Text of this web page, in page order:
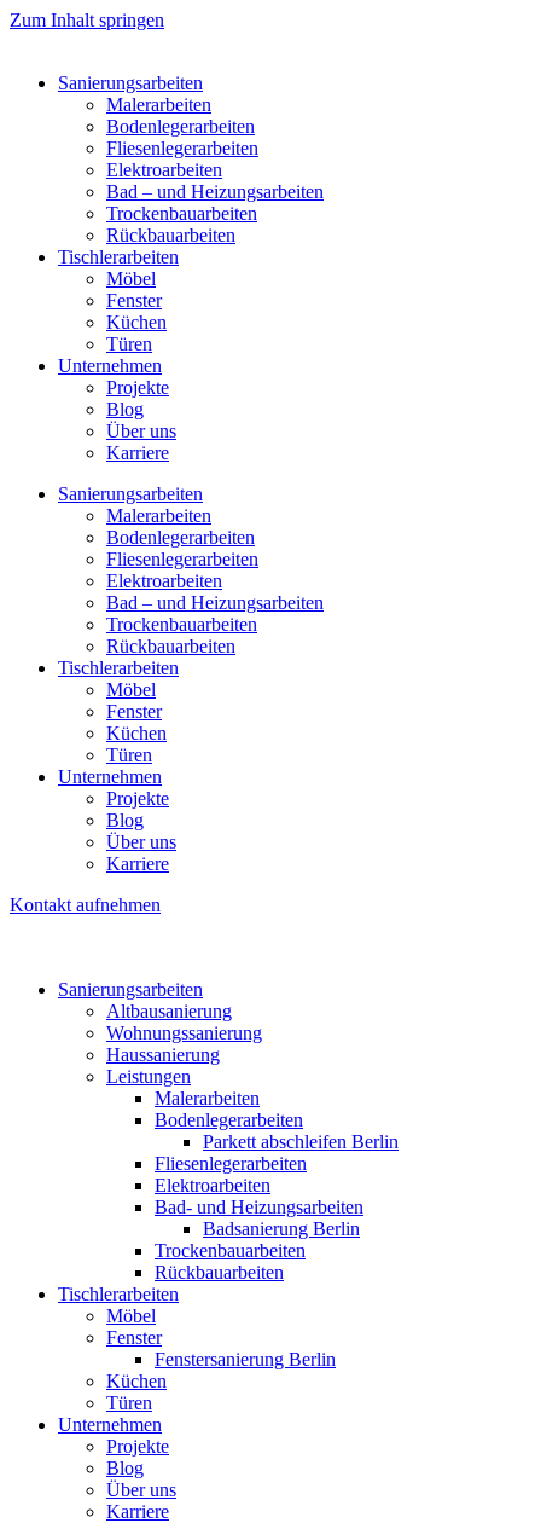
Zum Inhalt springen
Sanierungsarbeiten
Malerarbeiten
Bodenlegerarbeiten
Fliesenlegerarbeiten
Elektroarbeiten
Bad – und Heizungsarbeiten
Trockenbauarbeiten
Rückbauarbeiten
Tischlerarbeiten
Möbel
Fenster
Küchen
Türen
Unternehmen
Projekte
Blog
Über uns
Karriere
Sanierungsarbeiten
Malerarbeiten
Bodenlegerarbeiten
Fliesenlegerarbeiten
Elektroarbeiten
Bad – und Heizungsarbeiten
Trockenbauarbeiten
Rückbauarbeiten
Tischlerarbeiten
Möbel
Fenster
Küchen
Türen
Unternehmen
Projekte
Blog
Über uns
Karriere
Kontakt aufnehmen
Sanierungsarbeiten
Altbausanierung
Wohnungssanierung
Haussanierung
Leistungen
Malerarbeiten
Bodenlegerarbeiten
Parkett abschleifen Berlin
Fliesenlegerarbeiten
Elektroarbeiten
Bad- und Heizungsarbeiten
Badsanierung Berlin
Trockenbauarbeiten
Rückbauarbeiten
Tischlerarbeiten
Möbel
Fenster
Fenstersanierung Berlin
Küchen
Türen
Unternehmen
Projekte
Blog
Über uns
Karriere